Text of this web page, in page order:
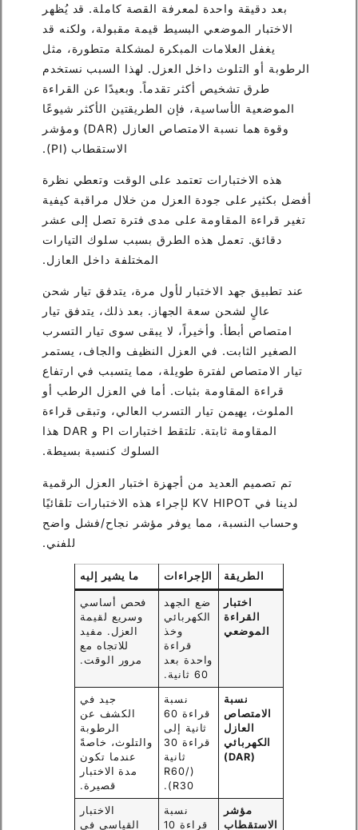
بعد دقيقة واحدة لمعرفة القصة كاملة. قد يُظهر
الاختبار الموضعي البسيط قيمة مقبولة، ولكنه قد
يغفل العلامات المبكرة لمشكلة متطورة، مثل
الرطوبة أو التلوث داخل العزل. لهذا السبب نستخدم
طرق تشخيص أكثر تقدماً. وبعيدًا عن القراءة
الموضعية الأساسية، فإن الطريقتين الأكثر شيوعًا
وقوة هما نسبة الامتصاص العازل (DAR) ومؤشر
الاستقطاب (PI).
هذه الاختبارات تعتمد على الوقت وتعطي نظرة
أفضل بكثير على جودة العزل من خلال مراقبة كيفية
تغير قراءة المقاومة على مدى فترة تصل إلى عشر
دقائق. تعمل هذه الطرق بسبب سلوك التيارات
المختلفة داخل العازل.
عند تطبيق جهد الاختبار لأول مرة، يتدفق تيار شحن
عالٍ لشحن سعة الجهاز. بعد ذلك، يتدفق تيار
امتصاص أبطأ. وأخيراً، لا يبقى سوى تيار التسرب
الصغير الثابت. في العزل النظيف والجاف، يستمر
تيار الامتصاص لفترة طويلة، مما يتسبب في ارتفاع
قراءة المقاومة بثبات. أما في العزل الرطب أو
الملوث، يهيمن تيار التسرب العالي، وتبقى قراءة
المقاومة ثابتة. تلتقط اختبارات PI و DAR هذا
السلوك كنسبة بسيطة.
تم تصميم العديد من أجهزة اختبار العزل الرقمية
لدينا في KV HIPOT لإجراء هذه الاختبارات تلقائيًا
وحساب النسبة، مما يوفر مؤشر نجاح/فشل واضح
للفني.
الطريقة الإجراءات ما يشير إليه
اختبار
القراءة
الموضعي
ضع الجهد
الكهربائي
وخذ
قراءة
واحدة بعد
60 ثانية.
فحص أساسي
وسريع لقيمة
العزل. مفيد
للاتجاه مع
مرور الوقت.
نسبة
الامتصاص
العازل
الكهربائي
(DAR)
نسبة
قراءة 60
ثانية إلى
قراءة 30
ثانية
(R60/
R30).
جيد في
الكشف عن
الرطوبة
والتلوث، خاصةً
عندما تكون
مدة الاختبار
قصيرة.
مؤشر
الاستقطاب
نسبة
قراءة 10
الاختبار
القياسي في